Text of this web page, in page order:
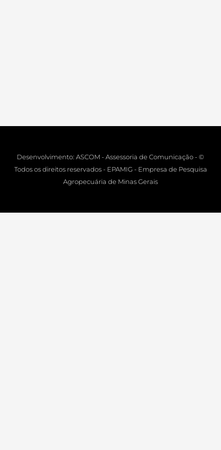
Desenvolvimento: ASCOM - Assessoria de Comunicação - ©
Todos os direitos reservados - EPAMIG - Empresa de Pesquisa
Agropecuária de Minas Gerais